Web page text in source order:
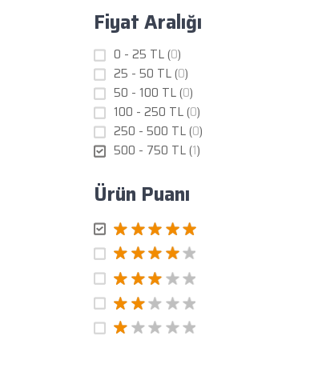
Fiyat Aralığı
0 - 25 TL (0)
25 - 50 TL (0)
50 - 100 TL (0)
100 - 250 TL (0)
250 - 500 TL (0)
500 - 750 TL (1)
Ürün Puanı